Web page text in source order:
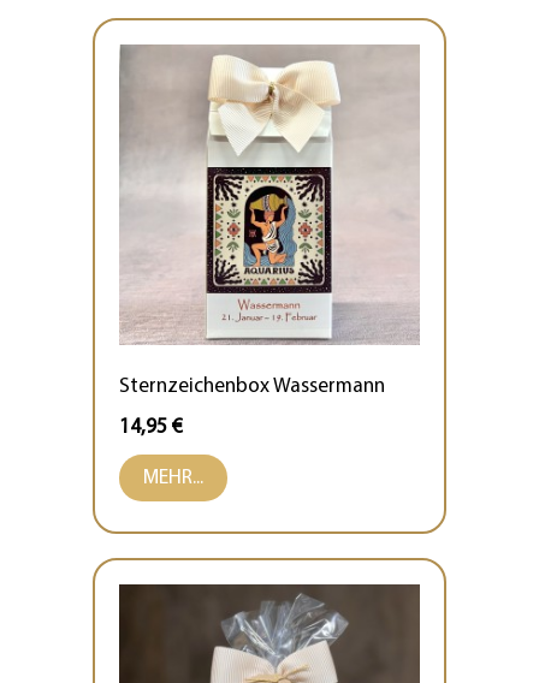
Sternzeichenbox Wassermann
14,95 €
MEHR...